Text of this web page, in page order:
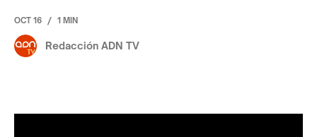
OCT 16 / 1 MIN
Redacción ADN TV